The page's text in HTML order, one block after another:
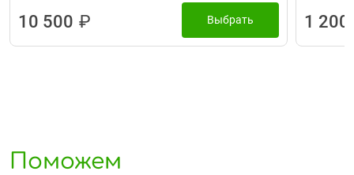
10 500 ₽ Выбрать 1 200
Поможем